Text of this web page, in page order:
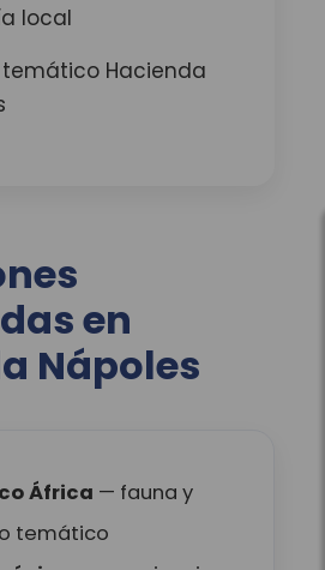
local
temático Hacienda
en
Nápoles
África — fauna y
temático